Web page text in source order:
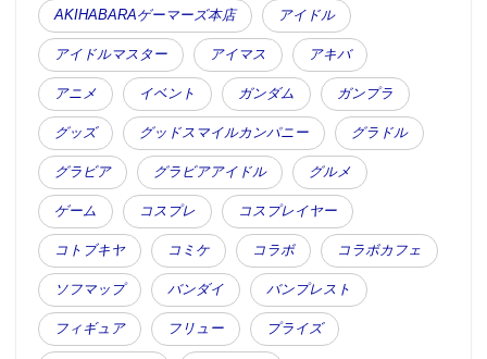
AKIHABARAゲーマーズ本店 アイドル
アイドルマスター アイマス アキバ
アニメ イベント ガンダム ガンプラ
グッズ グッドスマイルカンパニー グラドル
グラビア グラビアアイドル グルメ
ゲーム コスプレ コスプレイヤー
コトブキヤ コミケ コラボ コラボカフェ
ソフマップ バンダイ バンプレスト
フィギュア フリュー プライズ